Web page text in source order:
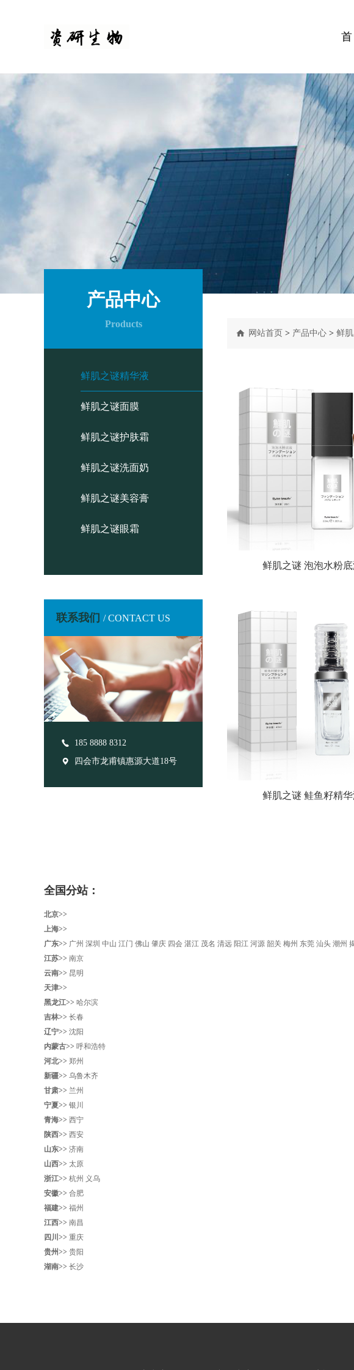
产品中心
Products
鲜肌之谜精华液
鲜肌之谜面膜
鲜肌之谜护肤霜
鲜肌之谜洗面奶
鲜肌之谜美容膏
鲜肌之谜眼霜
联系我们 / CONTACT US
185 8888 8312
四会市龙甫镇惠源大道18号
网站首页 > 产品中心 > 鲜
鲜肌之谜 泡泡水粉底
鲜肌之谜 鲑鱼籽精华
全国分站：
北京>>
上海>>
广东>> 广州 深圳 中山 江门 佛山 肇庆 四会 湛江 茂名 清远 阳江 河源 韶关 梅州 东莞 汕头 潮州
江苏>> 南京
云南>> 昆明
天津>>
黑龙江>> 哈尔滨
吉林>> 长春
辽宁>> 沈阳‌
内蒙古>> 呼和浩特
河北>> 郑州
新疆>> 乌鲁木齐
甘肃>> 兰州
宁夏>> 银川
青海>> 西宁
陕西>> 西安
山东>> 济南
山西>> 太原
浙江>> 杭州 义乌
安徽>> 合肥
福建>> 福州
江西>> 南昌
四川>> 重庆
贵州>> 贵阳
湖南>> 长沙